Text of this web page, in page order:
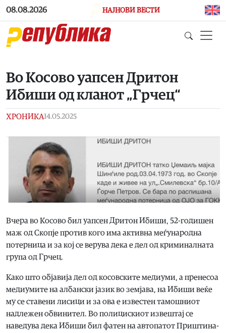
Skip to main content
08.08.2026 НАЈНОВИ ВЕСТИ
Во Косово уапсен Дритон
Ибиши од кланот „Грчец“
ХРОНИКА14.05.2025
Вчера во Косово бил уапсен Дритон Ибиши, 52-годишен
маж од Скопје против кого има активна меѓународна
потерница и за кој се верува дека е дел од криминалната
група од Грчец.
Како што објавија дел од косовските медиуми, а пренесоа
медиумите на албански јазик во земјава, на Ибиши веќе
му се ставени лисици и за ова е известен тамошниот
надлежен обвинител. Во полицискиот извештај се
наведува дека Ибиши бил фатен на автопатот Приштина-